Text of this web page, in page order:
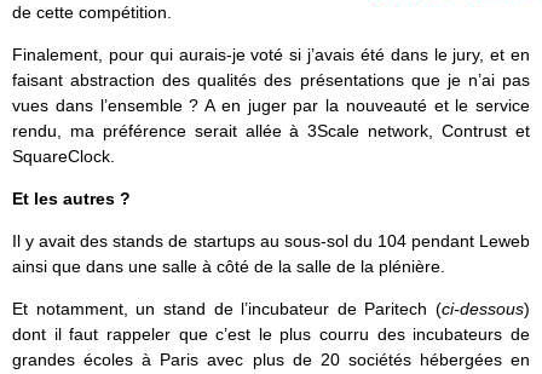
de cette compétition.
Finalement, pour qui aurais-je voté si j’avais été dans le jury, et en
faisant abstraction des qualités des présentations que je n’ai pas
vues dans l’ensemble ? A en juger par la nouveauté et le service
rendu, ma préférence serait allée à 3Scale network, Contrust et
SquareClock.
Et les autres ?
Il y avait des stands de startups au sous-sol du 104 pendant Leweb
ainsi que dans une salle à côté de la salle de la plénière.
Et notamment, un stand de l’incubateur de Paritech (ci-dessous)
dont il faut rappeler que c’est le plus courru des incubateurs de
grandes écoles à Paris avec plus de 20 sociétés hébergées en